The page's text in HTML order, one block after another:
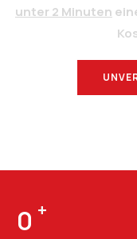
unter 2 Minuten
0 +